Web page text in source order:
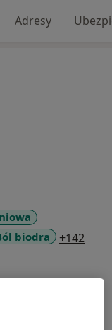
Adresy
biodra +142